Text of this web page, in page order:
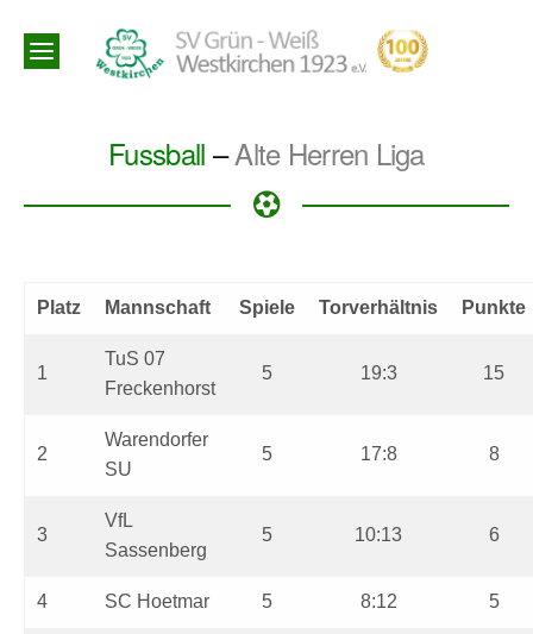
Fussball –Alte Herren Liga
Platz Mannschaft Spiele Torverhältnis Punkte
1
TuS 07
Freckenhorst
5 19:3 15
2
Warendorfer
SU
5 17:8 8
3
VfL
Sassenberg
5 10:13 6
4 SC Hoetmar 5 8:12 5